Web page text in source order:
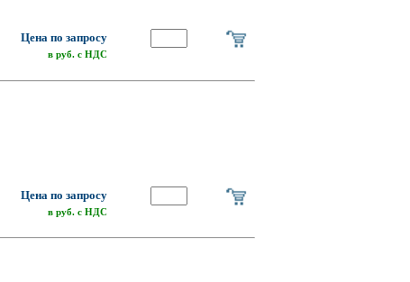
Цена по запросу
в руб. с НДС
Цена по запросу
в руб. с НДС